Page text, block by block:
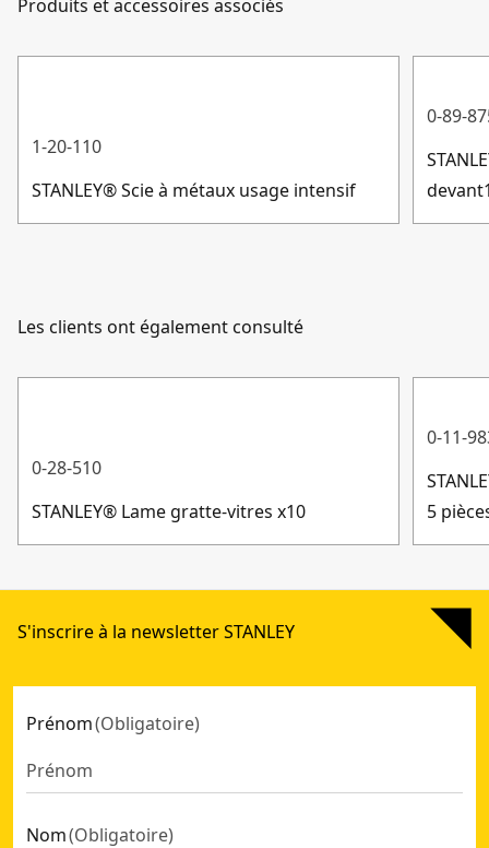
matériaux situés sous la surface de coupe.
lame
Service client
Produits et accessoires associés
1-20-110
STANLEY® Scie à métaux usage intensif
0-89-
Les clients ont également consulté
0-28-510
STANLEY® Lame gratte-vitres x10
0-11-
5
S'inscrire à la newsletter STANLEY
Prénom(Obligatoire)
Nom(Obligatoire)